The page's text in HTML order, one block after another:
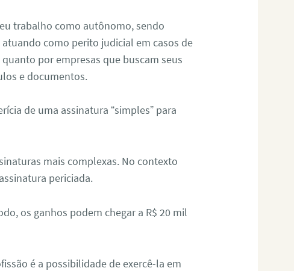
trabalho como autônomo, sendo
como perito judicial em casos de
por empresas que buscam seus
e documentos.
de uma assinatura “simples” para
mais complexas. No contexto
periciada.
os ganhos podem chegar a R$ 20 mil
é a possibilidade de exercê-la em